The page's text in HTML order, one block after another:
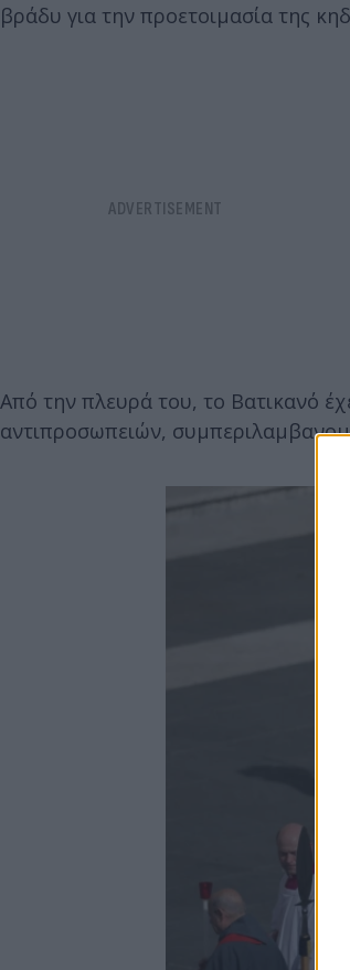
βράδυ για την προετοιμασία της
Από την πλευρά του, το Βατικανό
αντιπροσωπειών,